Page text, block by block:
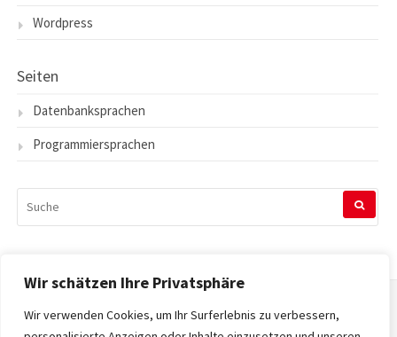
Wir schätzen Ihre Privatsphäre
Wir verwenden Cookies, um Ihr Surferlebnis zu verbessern,
Wordpress
Seiten
Datenbanksprachen
Programmiersprachen
NACH:
Startseite